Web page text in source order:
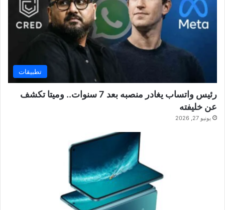
تطبيقات
رئيس واتساب يغادر منصبه بعد 7 سنوات.. وميتا تكشف
عن خليفته
يونيو 27, 2026